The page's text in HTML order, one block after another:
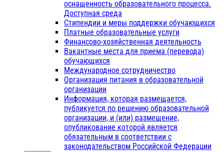
оснащенность образовательного процесса.
Доступная среда
Стипендии и меры поддержки обучающихся
Платные образовательные услуги
Финансово-хозяйственная деятельность
Вакантные места для приема (перевода)
обучающихся
Международное сотрудничество
Организация питания в образовательной
организации
Информация, которая размещается,
публикуется по решению образовательной
организации, и (или) размещение,
опубликование которой является
обязательным в соответствии с
законодательством Российской Федерации